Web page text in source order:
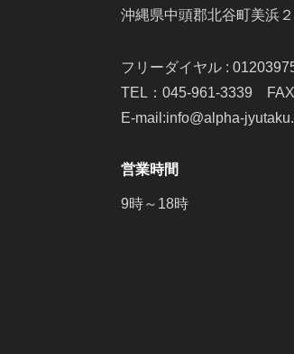
沖縄県中頭郡北谷町美浜
フリーダイヤル :
TEL：045-961-3339
E-mail:info@alpha-
営業時間
9時～18時